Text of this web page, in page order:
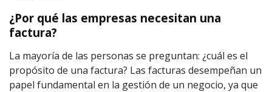
¿Por qué las empresas necesitan una
factura?
La mayoría de las personas se preguntan: ¿cuál es el
propósito de una factura? Las facturas desempeñan un
papel fundamental en la gestión de un negocio, ya que